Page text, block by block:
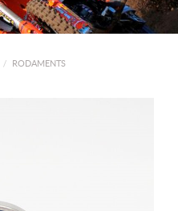
RODAMENTS